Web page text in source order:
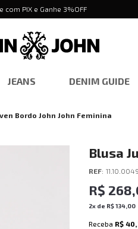
com PIX e Ganhe 3%OFF
JEANS DENIM GUIDE
Bordo John John Feminina
Blusa
REF:
R$ 268,
2x de R$134 00
Receba R$